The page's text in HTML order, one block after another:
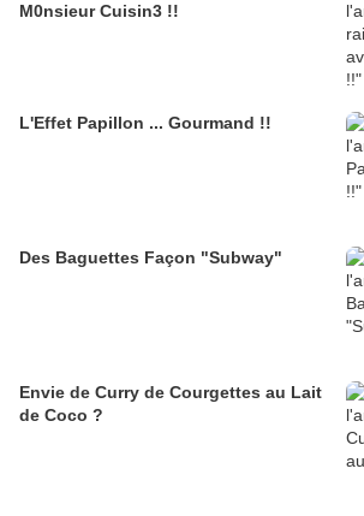
M0nsieur Cuisin3 !!
L'Effet Papillon ... Gourmand !!
Des Baguettes Façon "Subway"
Envie de Curry de Courgettes au Lait
de Coco ?